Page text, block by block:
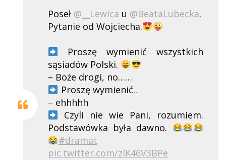
Poseł @__Lewica u @BeataLubecka.
Pytanie od Wojciecha.
Proszę wymienić wszystkich
sąsiadów Polski.
– Boże drogi, no……
Proszę wymienić..
– ehhhhh
Czyli nie wie Pani, rozumiem.
Podstawówka była dawno.
#dramat
pic.twitter.com/zlK46V3BPe